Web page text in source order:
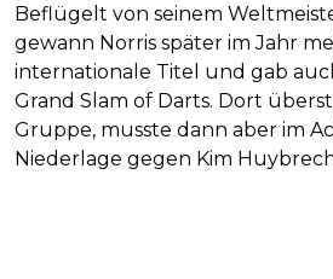
Beflügelt von seinem
gewann Norris später im Jahr
internationale Titel und gab
Grand Slam of Darts. Dort
Gruppe, musste dann aber im
Niederlage gegen Kim